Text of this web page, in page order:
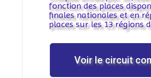
fonction des places
finales nationales et en
places sur les 13 régions
Voir le circuit